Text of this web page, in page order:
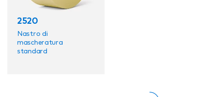
2520
Nastro di
mascheratura
standard